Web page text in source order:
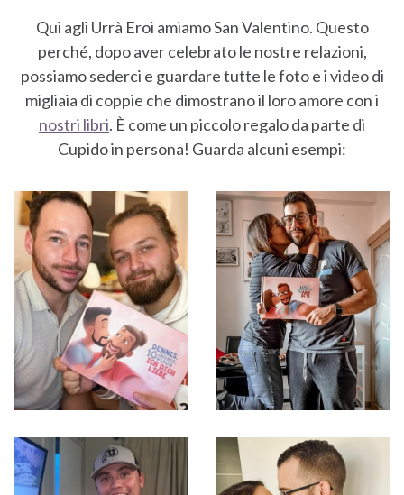
Qui agli Urrà Eroi amiamo San Valentino. Questo
perché, dopo aver celebrato le nostre relazioni,
possiamo sederci e guardare tutte le foto e i video di
migliaia di coppie che dimostrano il loro amore con i
nostri libri. È come un piccolo regalo da parte di
Cupido in persona! Guarda alcuni esempi: